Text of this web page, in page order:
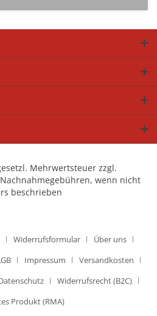
Mehrwertsteuer zzgl.
wenn nicht
beschrieben
Widerrufsformular
Über uns
Impressum
Versandkosten
Widerrufsrecht (B2C)
Produkt (RMA)